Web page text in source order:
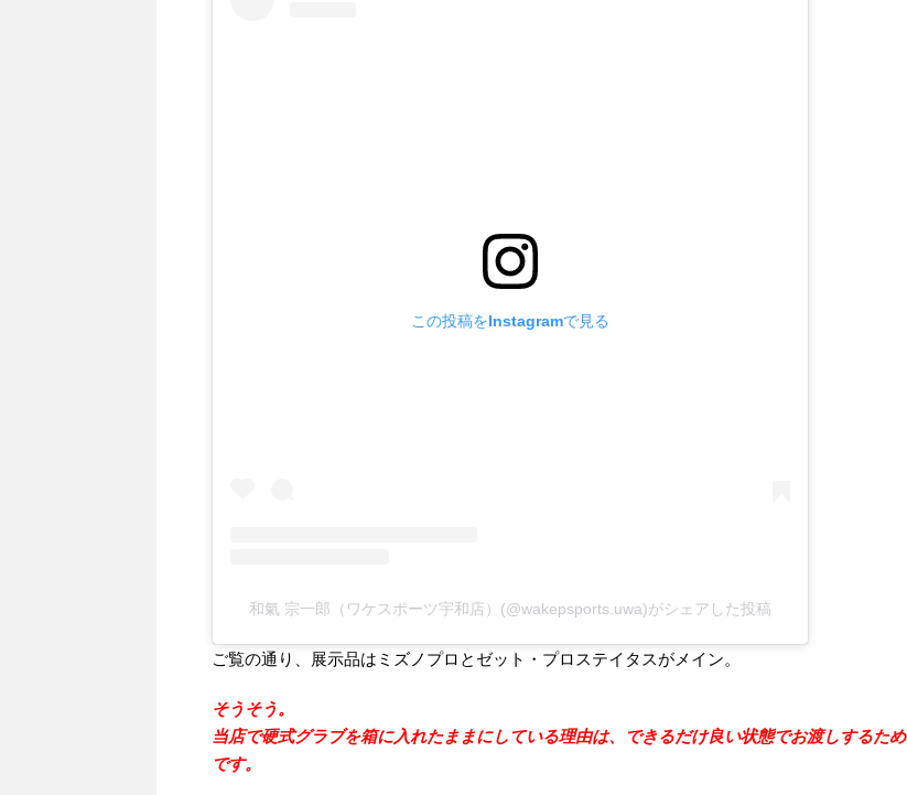
この投稿をInstagramで見る
和氣 宗一郎（ワケスポーツ宇和店）(@wakepsports.uwa)がシェアした投稿
ご覧の通り、展示品はミズノプロとゼット・プロステイタスがメイン。
そうそう。
当店で硬式グラブを箱に入れたままにしている理由は、できるだけ良い状態でお渡しするため
です。